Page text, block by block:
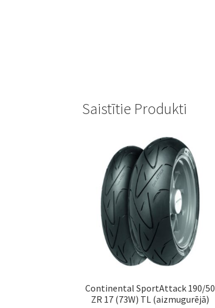
Saistītie Produkti
Continental SportAttack 190/50
ZR 17 (73W) TL (aizmugurējā)